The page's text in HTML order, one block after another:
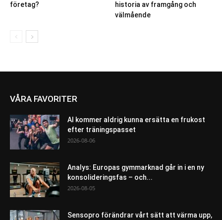
företag?
historia av framgång och
välmående
VÅRA FAVORITER
AI kommer aldrig kunna ersätta en frukost
efter träningspasset
2026-08-06
Analys: Europas gymmarknad går in i en ny
konsolideringsfas – och...
2026-08-05
Sensopro förändrar vårt sätt att värma upp,